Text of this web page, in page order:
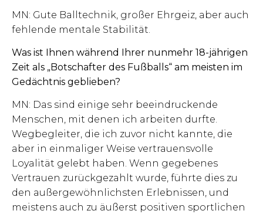
MN: Gute Balltechnik, großer Ehrgeiz, aber auch
fehlende mentale Stabilität.
Was ist Ihnen während Ihrer nunmehr 18-jährigen
Zeit als „Botschafter des Fußballs“ am meisten im
Gedächtnis geblieben?
MN: Das sind einige sehr beeindruckende
Menschen, mit denen ich arbeiten durfte.
Wegbegleiter, die ich zuvor nicht kannte, die
aber in einmaliger Weise vertrauensvolle
Loyalität gelebt haben. Wenn gegebenes
Vertrauen zurückgezahlt wurde, führte dies zu
den außergewöhnlichsten Erlebnissen, und
meistens auch zu äußerst positiven sportlichen